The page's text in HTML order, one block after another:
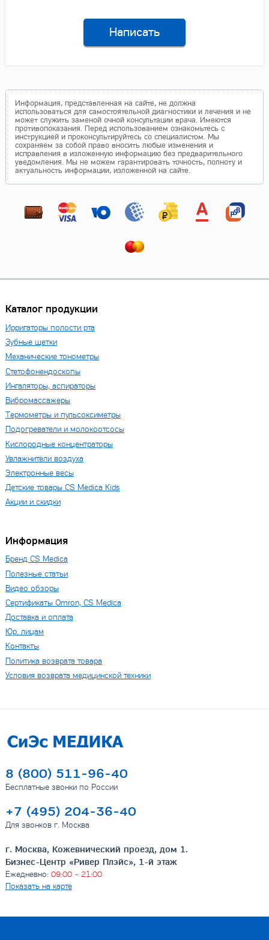
Написать
Информация, представленная на сайте, не должна
использоваться для самостоятельной диагностики и лечения и не
может служить заменой очной консультации врача. Имеются
противопоказания. Перед использованием ознакомьтесь с
инструкцией и проконсультируйтесь со специалистом. Мы
сохраняем за собой право вносить любые изменения и
исправления в изложенную информацию без предварительного
уведомления. Мы не можем гарантировать точность, полноту и
актуальность информации, изложенной на сайте.
Каталог продукции
Ирригаторы полости рта
Зубные щетки
Механические тонометры
Стетофонендоскопы
Ингаляторы, аспираторы
Вибромассажеры
Термометры и пульсоксиметры
Подогреватели и молокоотсосы
Кислородные концентраторы
Увлажнители воздуха
Электронные весы
Детские товары CS Medica Kids
Акции и скидки
Информация
Бренд CS Medica
Полезные статьи
Видео обзоры
Сертификаты Omron, CS Medica
Доставка и оплата
Юр. лицам
Контакты
Политика возврата товара
Условия возврата медицинской техники
8 (800) 511-96-40
Бесплатные звонки по России
+7 (495) 204-36-40
Для звонков г. Москва
г. Москва, Кожевнический проезд, дом 1.
Бизнес-Центр «Ривер Плэйс», 1-й этаж
Ежедневно: 09:00 - 21:00
Показать на карте